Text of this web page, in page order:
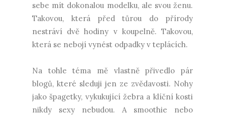
sebe mít dokonalou modelku, ale svou ženu.
Takovou, která před tůrou do přírody
nestráví dvě hodiny v koupelně. Takovou,
která se nebojí vynést odpadky v teplácích.
Na tohle téma mě vlastně přivedlo pár
blogů, které sleduji jen ze zvědavosti. Nohy
jako špagetky, vykukující žebra a klíční kosti
nikdy sexy nebudou. A smoothie nebo